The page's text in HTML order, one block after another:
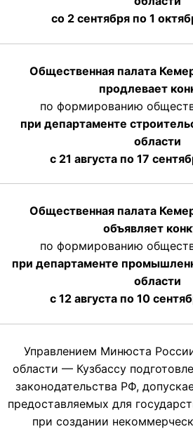
со 2 сентября по 1
Общественная палата
продлевает
по формированию
при департаменте
области
с 21 августа по 17
Общественная палата
объявляет
по формированию
при департаменте
области
с 12 августа по 10
Управлением Минюста
области — Кузбассу
законодательства РФ,
предоставляемых для
при создании